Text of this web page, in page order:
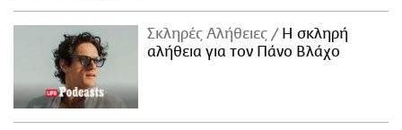
Σκληρές Αλήθειες
H σκληρή
αλήθεια για τον Πάνο Βλάχο